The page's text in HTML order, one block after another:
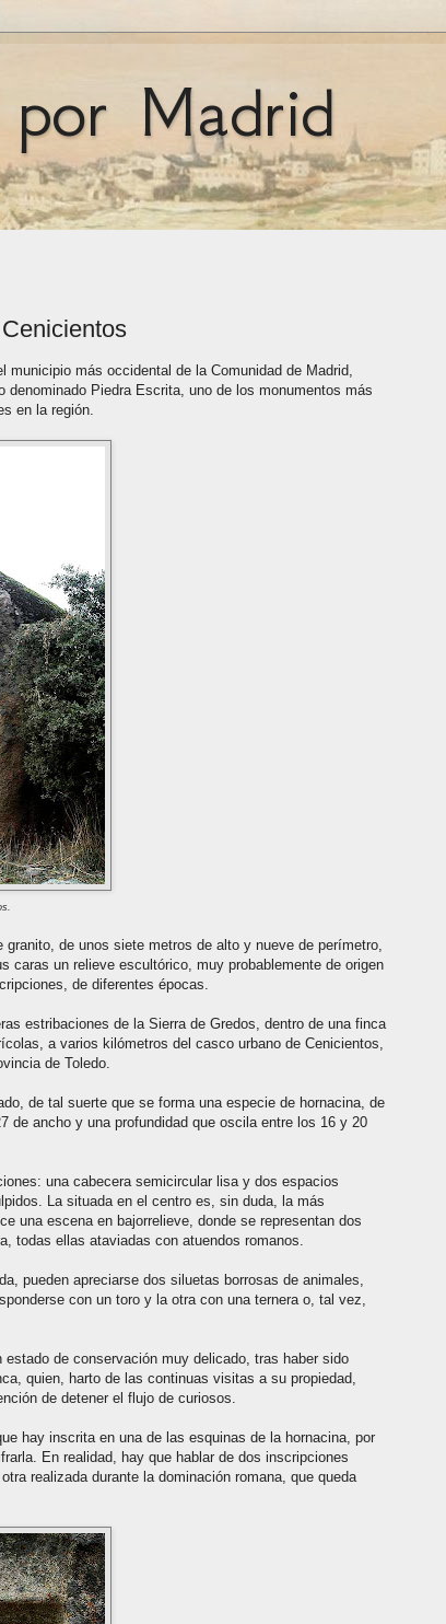
por Madrid
municipio más occidental de la Comunidad de Madrid,
denominado Piedra Escrita, uno de los monumentos más
en la región.
granito, de unos siete metros de alto y nueve de perímetro,
caras un relieve escultórico, muy probablemente de origen
de diferentes épocas.
estribaciones de la Sierra de Gredos, dentro de una finca
a varios kilómetros del casco urbano de Cenicientos,
de Toledo.
de tal suerte que se forma una especie de hornacina, de
de ancho y una profundidad que oscila entre los 16 y 20
una cabecera semicircular lisa y dos espacios
La situada en el centro es, sin duda, la más
una escena en bajorrelieve, donde se representan dos
todas ellas ataviadas con atuendos romanos.
pueden apreciarse dos siluetas borrosas de animales,
con un toro y la otra con una ternera o, tal vez,
de conservación muy delicado, tras haber sido
quien, harto de las continuas visitas a su propiedad,
de detener el flujo de curiosos.
hay inscrita en una de las esquinas de la hornacina, por
En realidad, hay que hablar de dos inscripciones
realizada durante la dominación romana, que queda